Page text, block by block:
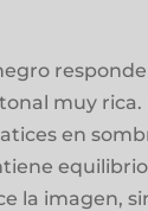
muy
en
la imagen,